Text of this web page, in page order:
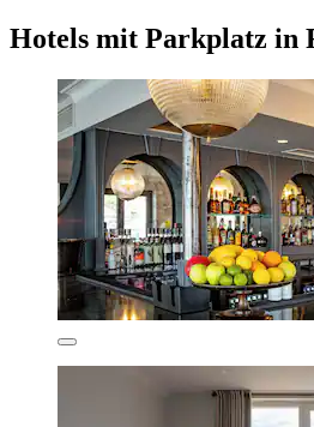
Hotels mit Parkplatz in